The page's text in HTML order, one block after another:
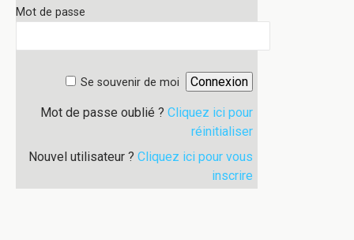
Mot de passe
Se souvenir de moi
Mot de passe oublié ? Cliquez ici pour
réinitialiser
Nouvel utilisateur ? Cliquez ici pour vous
inscrire